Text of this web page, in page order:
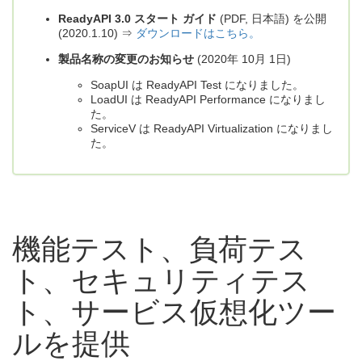
ReadyAPI 3.0 スタート ガイド (PDF, 日本語) を公開
(2020.1.10) ⇒ ダウンロードはこちら。
製品名称の変更のお知らせ (2020年 10月 1日)
SoapUI は ReadyAPI Test になりました。
LoadUI は ReadyAPI Performance になりまし
た。
ServiceV は ReadyAPI Virtualization になりまし
た。
機能テスト、負荷テス
ト、セキュリティテス
ト、サービス仮想化ツー
ルを提供